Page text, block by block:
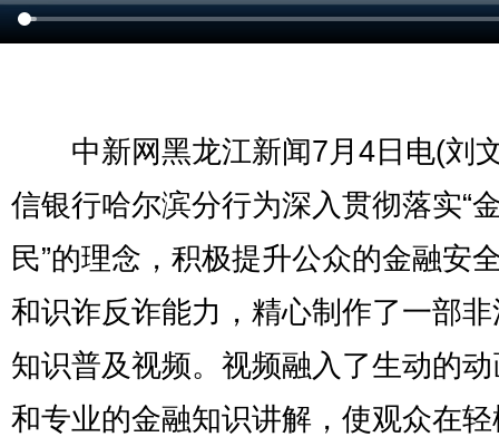
中新网黑龙江新闻7月4日电(刘
信银行哈尔滨分行为深入贯彻落实“
民”的理念，积极提升公众的金融安
和识诈反诈能力，精心制作了一部
知识普及视频。视频融入了生动的
和专业的金融知识讲解，使观众在